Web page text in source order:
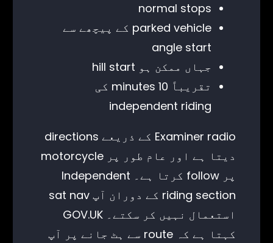
normal stops
parked vehicle کے پیچھے سے
angle start
جہاں ممکن ہو hill start
تقریباً 10 minutes کی
independent riding
Examiner radio کے ذریعے directions
دیتا ہے اور عام طور پر motorcycle
پر follow کرتا ہے۔ Independent
riding section کے دوران آپ sat nav
استعمال نہیں کر سکتے۔ GOV.UK
کہتا ہے کہ route سے ہٹ جانے پر آپ